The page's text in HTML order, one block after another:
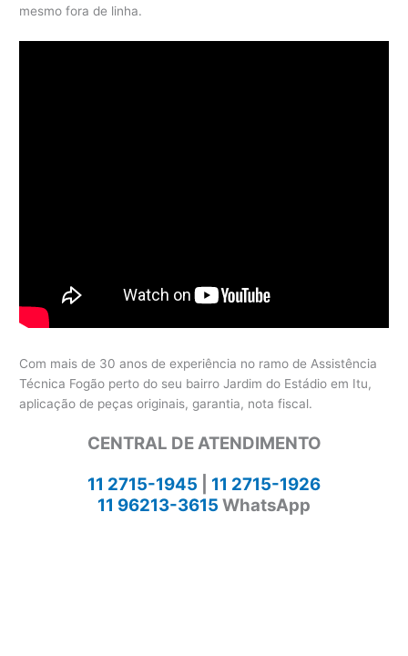
mesmo fora de linha.
Com mais de 30 anos de experiência no ramo de Assistência
Técnica Fogão perto do seu bairro Jardim do Estádio em Itu,
aplicação de peças originais, garantia, nota fiscal.
CENTRAL DE ATENDIMENTO
11 2715-1945
11 2715-1926
11 96213-3615 WhatsApp